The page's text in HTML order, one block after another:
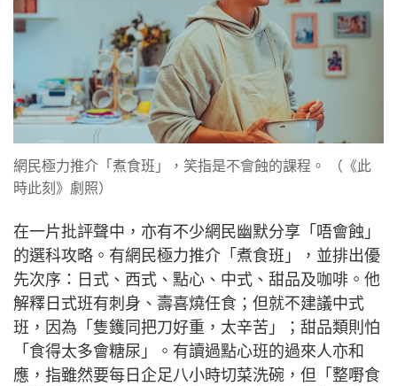
網民極力推介「煮食班」，笑指是不會蝕的課程。 （《此
時此刻》劇照）
在一片批評聲中，亦有不少網民幽默分享「唔會蝕」
的選科攻略。有網民極力推介「煮食班」，並排出優
先次序：日式、西式、點心、中式、甜品及咖啡。他
解釋日式班有刺身、壽喜燒任食；但就不建議中式
班，因為「隻鑊同把刀好重，太辛苦」；甜品類則怕
「食得太多會糖尿」。有讀過點心班的過來人亦和
應，指雖然要每日企足八小時切菜洗碗，但「整嘢食